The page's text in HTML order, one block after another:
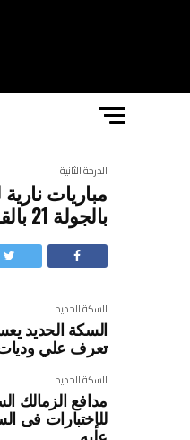
الدرجة الثانية
مباريات
بالجولة 21 بالقسم الثاني
السكة الحديد
السكة الحديد
تعرف علي
السكة الحديد
مدافع الزمالك
للإختبارات فى